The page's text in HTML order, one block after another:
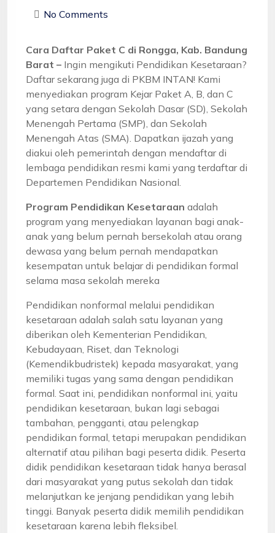
No Comments
Cara Daftar Paket C di Rongga, Kab. Bandung
Barat – Ingin mengikuti Pendidikan Kesetaraan?
Daftar sekarang juga di PKBM INTAN! Kami
menyediakan program Kejar Paket A, B, dan C
yang setara dengan Sekolah Dasar (SD), Sekolah
Menengah Pertama (SMP), dan Sekolah
Menengah Atas (SMA). Dapatkan ijazah yang
diakui oleh pemerintah dengan mendaftar di
lembaga pendidikan resmi kami yang terdaftar di
Departemen Pendidikan Nasional.
Program Pendidikan Kesetaraan adalah
program yang menyediakan layanan bagi anak-
anak yang belum pernah bersekolah atau orang
dewasa yang belum pernah mendapatkan
kesempatan untuk belajar di pendidikan formal
selama masa sekolah mereka
Pendidikan nonformal melalui pendidikan
kesetaraan adalah salah satu layanan yang
diberikan oleh Kementerian Pendidikan,
Kebudayaan, Riset, dan Teknologi
(Kemendikbudristek) kepada masyarakat, yang
memiliki tugas yang sama dengan pendidikan
formal. Saat ini, pendidikan nonformal ini, yaitu
pendidikan kesetaraan, bukan lagi sebagai
tambahan, pengganti, atau pelengkap
pendidikan formal, tetapi merupakan pendidikan
alternatif atau pilihan bagi peserta didik. Peserta
didik pendidikan kesetaraan tidak hanya berasal
dari masyarakat yang putus sekolah dan tidak
melanjutkan ke jenjang pendidikan yang lebih
tinggi. Banyak peserta didik memilih pendidikan
kesetaraan karena lebih fleksibel.